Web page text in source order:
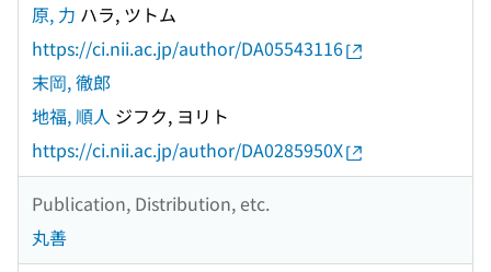
原, 力 ハラ, ツトム
https://ci.nii.ac.jp/author/DA05543116
末岡, 徹郎
地福, 順人 ジフク, ヨリト
https://ci.nii.ac.jp/author/DA0285950X
Publication, Distribution, etc.
丸善